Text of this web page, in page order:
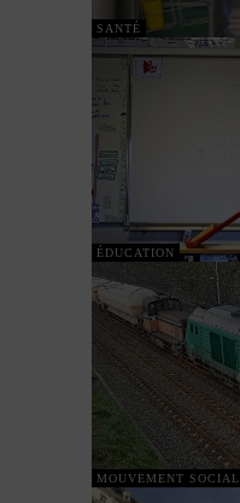
SANTÉ
ÉDUCATION
MOUVEMENT SOCIAL